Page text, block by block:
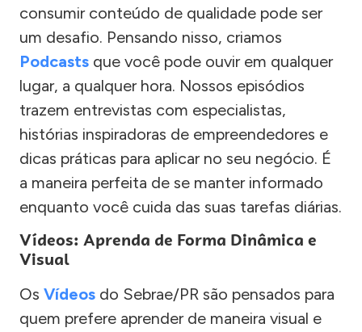
consumir conteúdo de qualidade pode ser
um desafio. Pensando nisso, criamos
Podcasts que você pode ouvir em qualquer
lugar, a qualquer hora. Nossos episódios
trazem entrevistas com especialistas,
histórias inspiradoras de empreendedores e
dicas práticas para aplicar no seu negócio. É
a maneira perfeita de se manter informado
enquanto você cuida das suas tarefas diárias.
Vídeos: Aprenda de Forma Dinâmica e
Visual
Os Vídeos do Sebrae/PR são pensados para
quem prefere aprender de maneira visual e